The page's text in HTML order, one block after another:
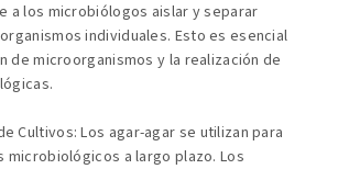
a los microbiólogos aislar y separar
individuales. Esto es esencial
de microorganismos y la realización de
Cultivos: Los agar-agar se utilizan para
a largo plazo. Los